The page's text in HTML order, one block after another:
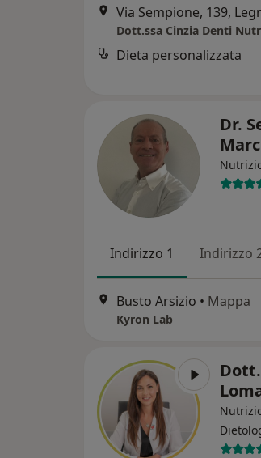
Via Sempione, 139,
Dott.ssa Cinzia Denti
Dieta personalizzata
Dr.
Indirizzo 1 Indirizzo
Busto Arsizio • Mappa
Kyron Lab